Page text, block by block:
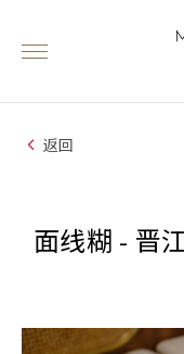
返回
面线糊 - 晋